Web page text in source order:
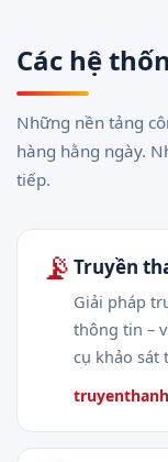
Các hệ
Những nền tảng
hàng hằng ngày.
tiếp.
📡 Truyền
Giải pháp
thông tin –
cụ khảo sát